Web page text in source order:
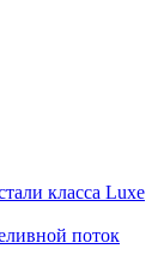
класса Luxe
поток